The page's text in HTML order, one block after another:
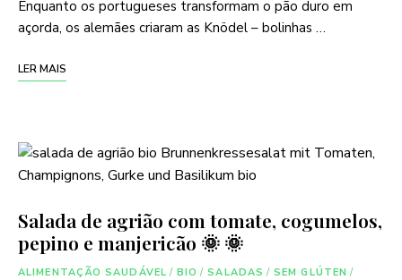
Enquanto os portugueses transformam o pão duro em
açorda, os alemães criaram as Knödel – bolinhas …
LER MAIS
Salada de agrião com tomate, cogumelos,
pepino e manjericão 🌞 🌞
ALIMENTAÇÃO SAUDÁVEL / BIO / SALADAS / SEM GLÚTEN /